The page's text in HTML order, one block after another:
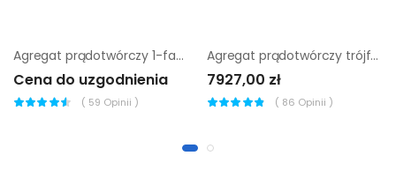
Agregat prądotwórczy 1-fazowy Chicago Pneumatic cppg 4P + el
Cena do uzgodnienia
( 59 Opinii )
Agregat prądotwórczy trójfazowy Sumera Motor SMG-9TE-K
7927,00 zł
( 86 Opinii )